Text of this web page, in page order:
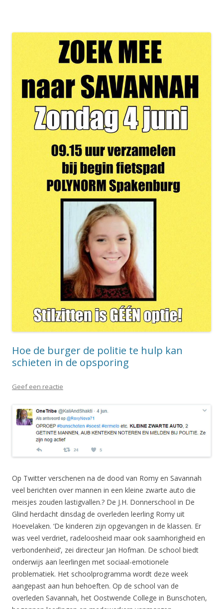
Hoe de burger de politie te hulp kan
schieten in de opsporing
Geef een reactie
Op Twitter verschenen na de dood van Romy en Savannah
veel berichten over mannen in een kleine zwarte auto die
meisjes zouden lastigvallen.? De J.H. Donnerschool in De
Glind herdacht dinsdag de overleden leerling Romy uit
Hoevelaken. ‘De kinderen zijn opgevangen in de klassen. Er
was veel verdriet, radeloosheid maar ook saamhorigheid en
verbondenheid’, zei directeur Jan Hofman. De school biedt
onderwijs aan leerlingen met sociaal-emotionele
problematiek. Het schoolprogramma wordt deze week
aangepast aan hun behoeften. Op de school van de
overleden Savannah, het Oostwende College in Bunschoten,